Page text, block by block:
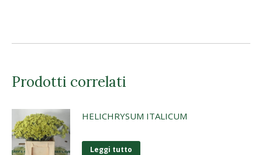
Prodotti correlati
HELICHRYSUM ITALICUM
Leggi tutto